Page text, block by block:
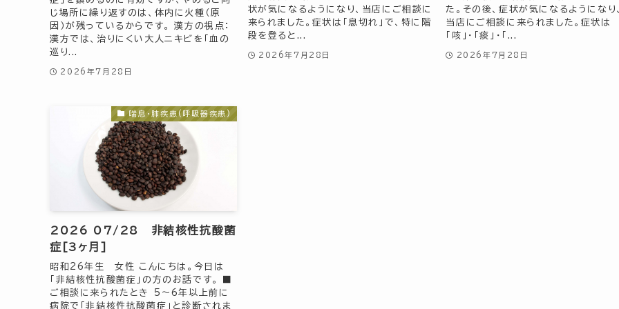
じ場所に繰り返すのは、体内に火種（原
因）が残っているからです。 漢方の視点：
漢方では、治りにくい大人ニキビを「血の
巡り...
2026年7月28日
状が気になるようになり、当店にご相談に
来られました。症状は「息切れ」で、特に階
段を登ると...
2026年7月28日
た。その後、症状が気になるようになり
当店にご相談に来られました。症状は
「咳」・「痰」・「...
2026年7月28日
喘息・肺疾患(呼吸器疾患)
2026 07/28 非結核性抗酸菌
症[3ヶ月]
昭和26年生 女性 こんにちは。今日は
「非結核性抗酸菌症」の方のお話です。 ■
ご相談に来られたとき 5〜6年以上前に
病院で「非結核性抗酸菌症」と診断されま